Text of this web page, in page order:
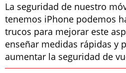
La seguridad de nuestro
tenemos iPhone podemos
trucos para mejorar este
enseñar medidas rápidas y
aumentar la seguridad de